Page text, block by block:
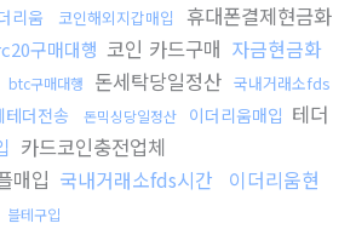
리움 코인해외지갑매입
휴대폰결제현금화
구매대행 코인 카드구매 자금현금화
btc구매대행 돈세탁당일정산 국내거래소fds
테더전송 돈믹싱당일정산 이더리움매입 테더
카드코인충전업체
매입 국내거래소fds시간
이더리움현
블테구입